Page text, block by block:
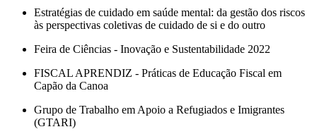
Estratégias de cuidado em saúde mental: da gestão dos riscos
às perspectivas coletivas de cuidado de si e do outro
Feira de Ciências - Inovação e Sustentabilidade 2022
FISCAL APRENDIZ - Práticas de Educação Fiscal em
Capão da Canoa
Grupo de Trabalho em Apoio a Refugiados e Imigrantes
(GTARI)